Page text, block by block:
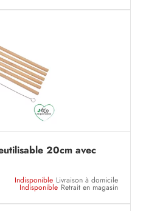
20cm avec
Indisponible Livraison à domicile
Indisponible Retrait en magasin